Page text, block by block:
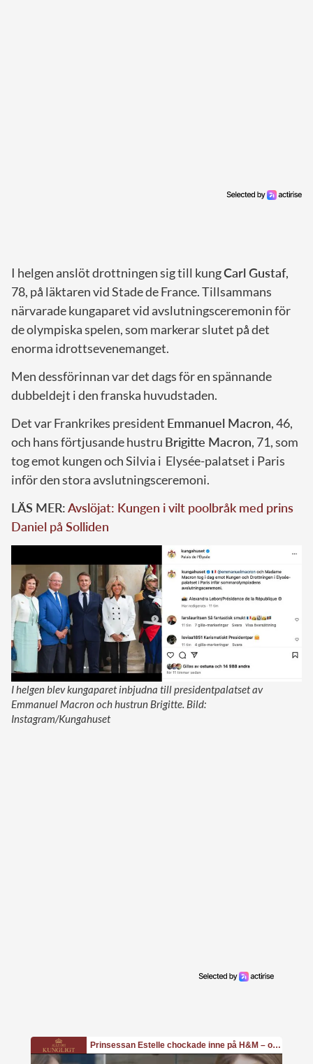
I helgen anslöt drottningen sig till kungCarl Gustaf,
78, på läktaren vid Stade de France. Tillsammans
närvarade kungaparet vid avslutningsceremonin för
de olympiska spelen, som markerar slutet på det
enorma idrottsevenemanget.
Men dessförinnan var det dags för en spännande
dubbeldejt i den franska huvudstaden.
Det var Frankrikes president Emmanuel Macron, 46,
och hans förtjusande hustru Brigitte Macron, 71, som
tog emot kungen och Silvia i Elysée-palatset i Paris
inför den stora avslutningsceremoni.
LÄS MER:Avslöjat: Kungen i vilt poolbråk med prins
Daniel på Solliden
I helgen blev kungaparet inbjudna till presidentpalatset av
Emmanuel Macron och hustrun Brigitte. Bild:
Instagram/Kungahuset